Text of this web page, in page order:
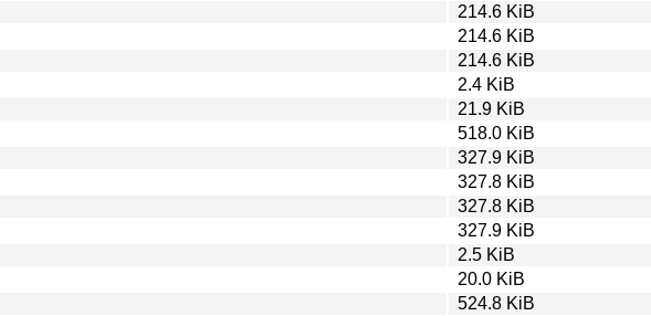
214.6 KiB
214.6 KiB
214.6 KiB
2.4 KiB
21.9 KiB
518.0 KiB
327.9 KiB
327.8 KiB
327.8 KiB
327.9 KiB
2.5 KiB
20.0 KiB
524.8 KiB